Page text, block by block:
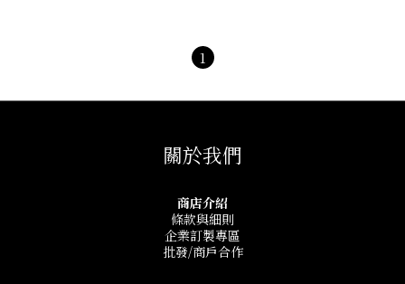
1
關於我們
商店介紹
條款與細則
企業訂製專區
批發/商戶合作